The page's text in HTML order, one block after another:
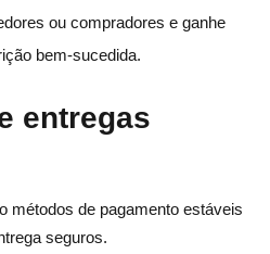
ou compradores e ganhe
bem-sucedida.
entregas
métodos de pagamento estáveis
seguros.